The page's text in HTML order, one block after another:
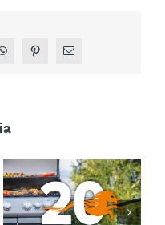
WhatsAppPinterestSähköposti